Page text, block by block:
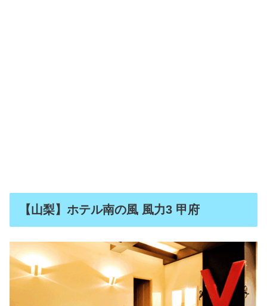
【山梨】ホテル南の風 風力3 甲府